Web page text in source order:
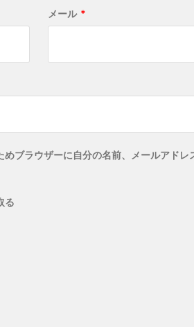
メール *
めブラウザーに自分の名前、メールアドレ
る